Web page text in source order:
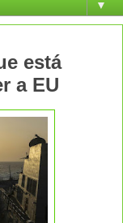
▼
está
a EU